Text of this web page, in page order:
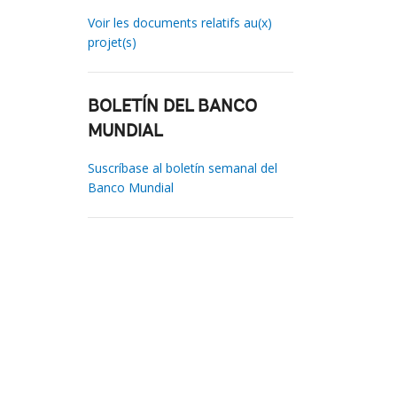
Voir les documents relatifs au(x)
projet(s)
BOLETÍN DEL BANCO
MUNDIAL
Suscríbase al boletín semanal del
Banco Mundial